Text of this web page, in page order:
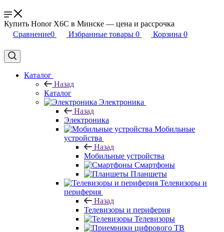
Купить Honor X6C в Минске — цена и рассрочка
Сравнение0 Избранные товары 0 Корзина 0
Каталог
Назад
Каталог
Электроника
Назад
Электроника
Мобильные
устройства
Назад
Мобильные устройства
Смартфоны
Планшеты
Телевизоры и
периферия
Назад
Телевизоры и периферия
Телевизоры